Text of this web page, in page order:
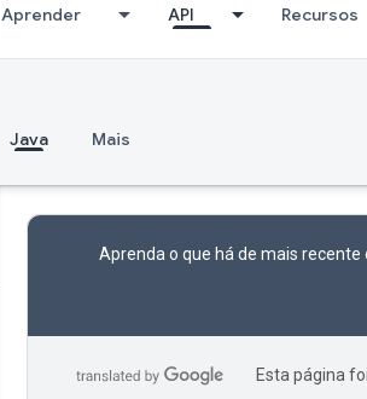
Aprender API Recursos
Java Mais
Aprenda o que há de mais
Esta página